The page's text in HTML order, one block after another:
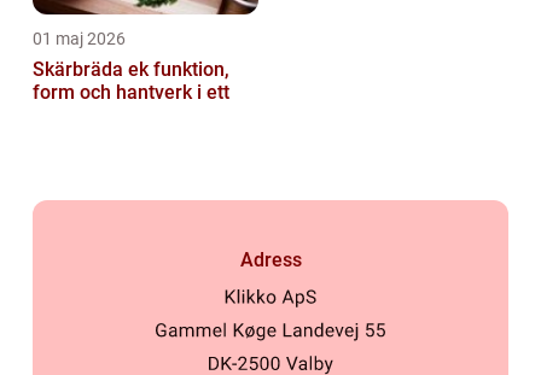
01 maj 2026
Skärbräda ek funktion,
form och hantverk i ett
Adress